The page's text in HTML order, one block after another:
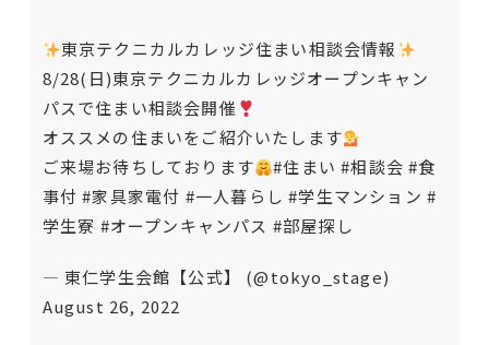
東京テクニカルカレッジ住まい相談会情報
8/28(日)東京テクニカルカレッジオープンキャン
パスで住まい相談会開催
オススメの住まいをご紹介いたします
ご来場お待ちしております
#住まい #相談会 #食
事付 #家具家電付 #一人暮らし #学生マンション #
学生寮 #オープンキャンパス #部屋探し
— 東仁学生会館【公式】 (@tokyo_stage)
August 26, 2022